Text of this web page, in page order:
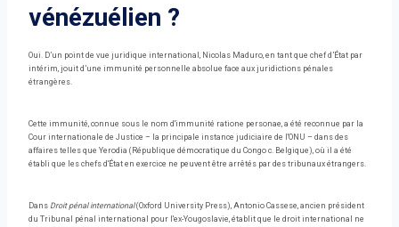
vénézuélien ?
Oui. D’un point de vue juridique international, Nicolas Maduro, en tant que chef d’État par
intérim, jouit d’une immunité personnelle absolue face aux juridictions pénales
étrangères.
Cette immunité, connue sous le nom d'immunité ratione personae, a été reconnue par la
Cour internationale de Justice – la principale instance judiciaire de l'ONU – dans des
affaires telles que Yerodia (République démocratique du Congo c. Belgique), où il a été
établi que les chefs d'État en exercice ne peuvent être arrêtés par des tribunaux étrangers.
Dans Droit pénal international(Oxford University Press), Antonio Cassese, ancien président
du Tribunal pénal international pour l'ex-Yougoslavie, établit que le droit international ne